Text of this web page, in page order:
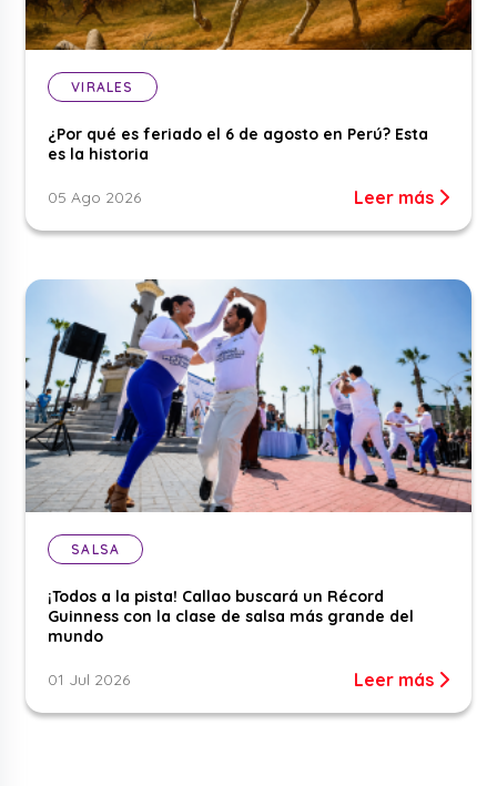
VIRALES
¿Por qué es feriado el 6 de agosto en Perú? Esta
es la historia
05 Ago 2026 Leer más
SALSA
¡Todos a la pista! Callao buscará un Récord
Guinness con la clase de salsa más grande del
mundo
01 Jul 2026 Leer más